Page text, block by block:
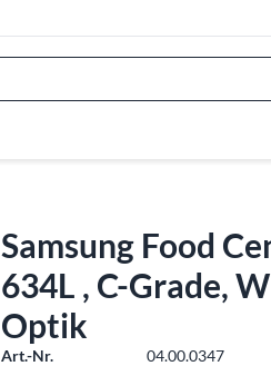
Samsung Food
634L , C-Grade,
Optik
Art.-Nr.
04.00.0347